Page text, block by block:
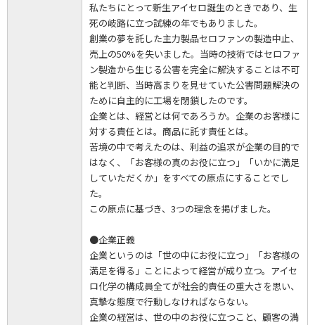
私たちにとって新生アイセロ誕生のときであり、生
死の岐路に立つ試練の年でもありました。
創業の夢を託した主力製品セロファンの製造中止、
売上の50%を失いました。当時の技術ではセロファ
ン製造から生じる公害を完全に解決することは不可
能と判断、当時高まりを見せていた公害問題解決の
ために自主的に工場を閉鎖したのです。
企業とは、経営とは何であろうか。企業のお客様に
対する責任とは。商品に託す責任とは。
苦境の中で考えたのは、利益の追求が企業の目的で
はなく、「お客様の真のお役に立つ」「いかに満足
していただくか」をすべての原点にすることでし
た。
この原点に基づき、3つの理念を掲げました。
●企業正義
企業というのは「世の中にお役に立つ」「お客様の
満足を得る」ことによって経営が成り立つ。アイセ
ロ化学の構成員全てが社会的責任の重大さを思い、
真摯な態度で行動しなければならない。
企業の経営は、世の中のお役に立つこと、顧客の満